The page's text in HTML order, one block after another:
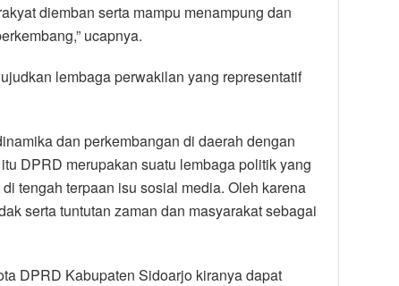
diemban serta mampu menampung dan
ucapnya.
lembaga perwakilan yang representatif
dan perkembangan di daerah dengan
DPRD merupakan suatu lembaga politik yang
tengah terpaan isu sosial media. Oleh karena
serta tuntutan zaman dan masyarakat sebagai
DPRD Kabupaten Sidoarjo kiranya dapat